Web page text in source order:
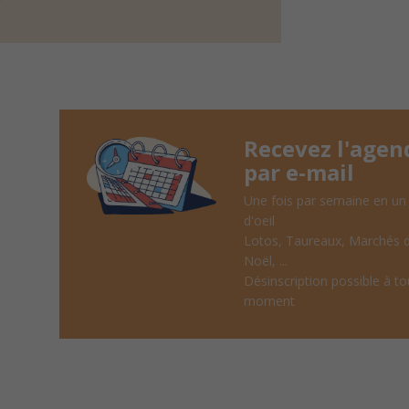
Recevez
par e-mail
Une fois par semaine en
d'oeil
Lotos, Taureaux, Marchés
Noël, ...
Désinscription possible à
moment